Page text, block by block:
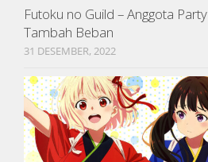
Futoku no Guild – Anggota Party
Tambah Beban
31 DESEMBER, 2022